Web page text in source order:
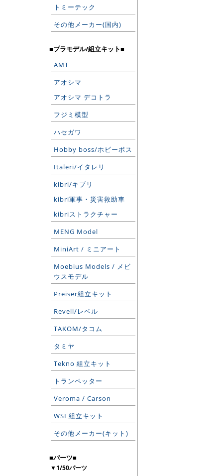
トミーテック
その他メーカー(国内)
■プラモデル/組立キット■
AMT
アオシマ
アオシマ デコトラ
フジミ模型
ハセガワ
Hobby boss/ホビーボス
Italeri/イタレリ
kibri/キブリ
kibri軍事・災害救助車
kibriストラクチャー
MENG Model
MiniArt / ミニアート
Moebius Models / メビ
ウスモデル
Preiser組立キット
Revell/レベル
TAKOM/タコム
タミヤ
Tekno 組立キット
トランペッター
Veroma / Carson
WSI 組立キット
その他メーカー(キット)
■パーツ■
▼1/50パーツ